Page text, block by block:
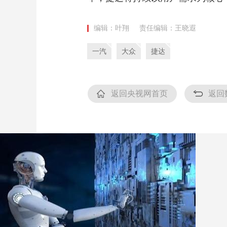
编辑：叶翔 责任编辑：王晓遐
一汽 大众 捷达
返回央视网首页 返回